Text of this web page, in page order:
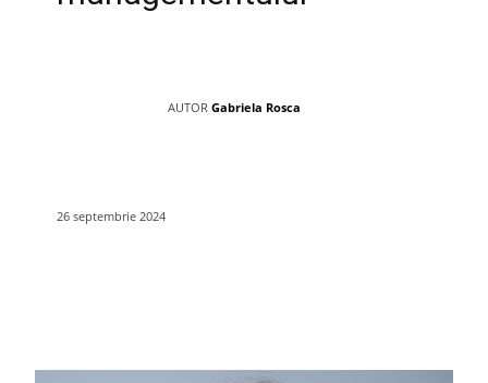
AUTOR Gabriela Rosca
26 septembrie 2024